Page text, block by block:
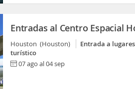
Entradas al Centro Espacial
Houston (Houston)
Entrada a
turístico
07 ago al 04 sep